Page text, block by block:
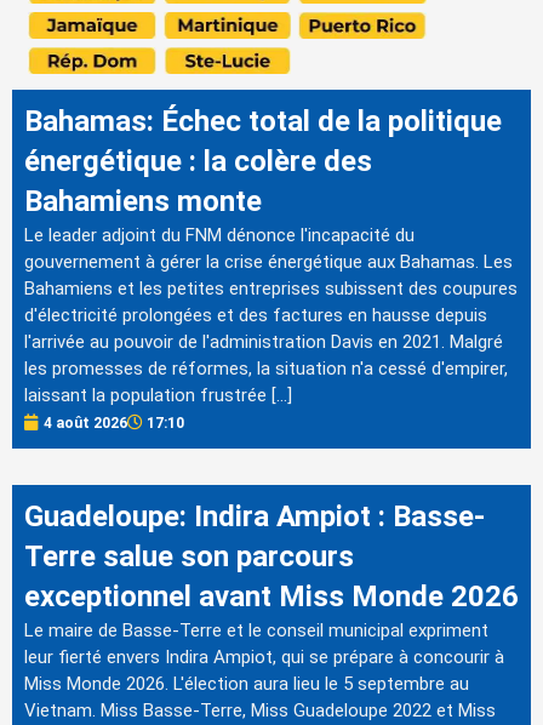
Bahamas: Échec total de la politique
énergétique : la colère des
Bahamiens monte
Le leader adjoint du FNM dénonce l'incapacité du
gouvernement à gérer la crise énergétique aux Bahamas. Les
Bahamiens et les petites entreprises subissent des coupures
d'électricité prolongées et des factures en hausse depuis
l'arrivée au pouvoir de l'administration Davis en 2021. Malgré
les promesses de réformes, la situation n'a cessé d'empirer,
laissant la population frustrée […]
4 août 2026 17:10
Guadeloupe: Indira Ampiot : Basse-
Terre salue son parcours
exceptionnel avant Miss Monde 2026
Le maire de Basse-Terre et le conseil municipal expriment
leur fierté envers Indira Ampiot, qui se prépare à concourir à
Miss Monde 2026. L'élection aura lieu le 5 septembre au
Vietnam. Miss Basse-Terre, Miss Guadeloupe 2022 et Miss